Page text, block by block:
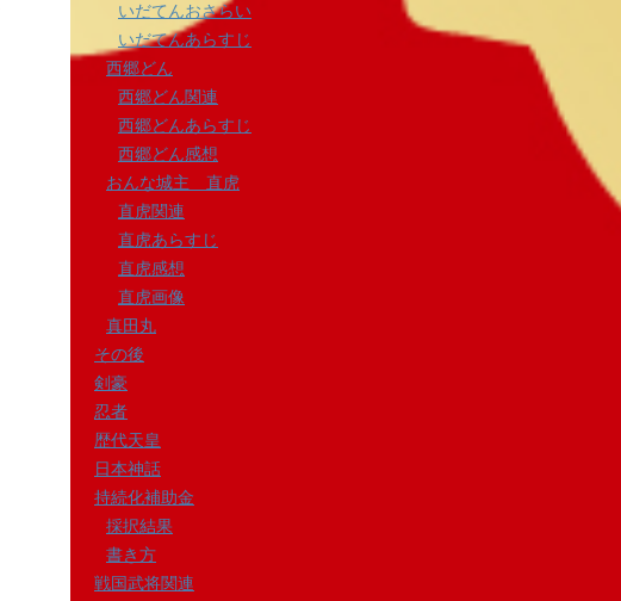
いだてんおさらい
いだてんあらすじ
西郷どん
西郷どん関連
西郷どんあらすじ
西郷どん感想
おんな城主 直虎
直虎関連
直虎あらすじ
直虎感想
直虎画像
真田丸
その後
剣豪
忍者
歴代天皇
日本神話
持続化補助金
採択結果
書き方
戦国武将関連